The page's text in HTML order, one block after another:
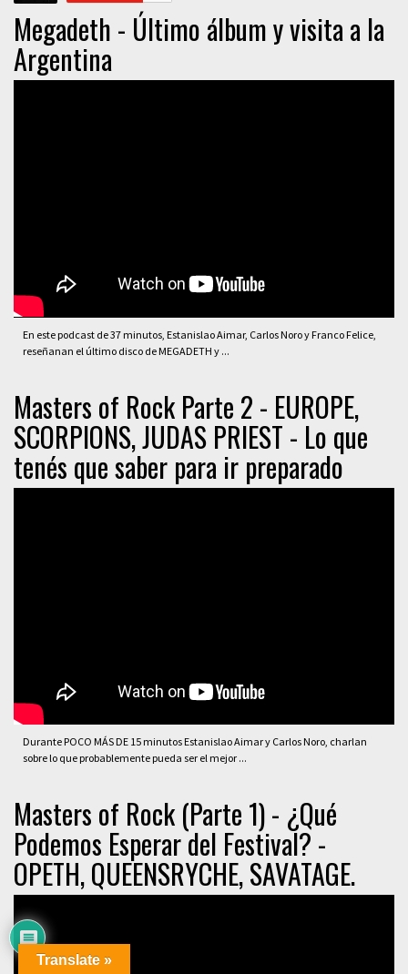
Megadeth - Último álbum y visita a la
Argentina
En este podcast de 37 minutos, Estanislao Aimar, Carlos Noro y Franco Felice,
reseñanan el último disco de MEGADETH y ...
Masters of Rock Parte 2 - EUROPE,
SCORPIONS, JUDAS PRIEST - Lo que
tenés que saber para ir preparado
Durante POCO MÁS DE 15 minutos Estanislao Aimar y Carlos Noro, charlan
sobre lo que probablemente pueda ser el mejor ...
Masters of Rock (Parte 1) - ¿Qué
Podemos Esperar del Festival? -
OPETH, QUEENSRYCHE, SAVATAGE.
Translate »